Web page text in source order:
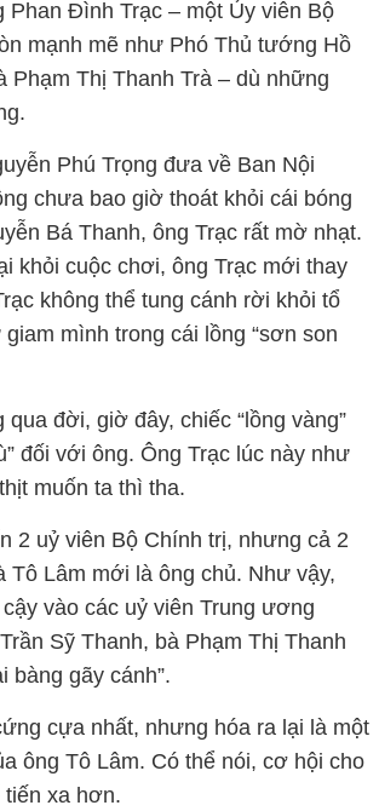
Phan Đình Trạc – một Ủy viên Bộ
mạnh mẽ như Phó Thủ tướng Hồ
Thị Thanh Trà – dù những
Phú Trọng đưa về Ban Nội
chưa bao giờ thoát khỏi cái bóng
Bá Thanh, ông Trạc rất mờ nhạt.
khỏi cuộc chơi, ông Trạc mới thay
không thể tung cánh rời khỏi tổ
mình trong cái lồng “sơn son
đời, giờ đây, chiếc “lồng vàng”
đối với ông. Ông Trạc lúc này như
muốn ta thì tha.
2 uỷ viên Bộ Chính trị, nhưng cả 2
Lâm mới là ông chủ. Như vậy,
vào các uỷ viên Trung ương
Sỹ Thanh, bà Phạm Thị Thanh
gãy cánh”.
cựa nhất, nhưng hóa ra lại là một
ông Tô Lâm. Có thể nói, cơ hội cho
tiến xa hơn.